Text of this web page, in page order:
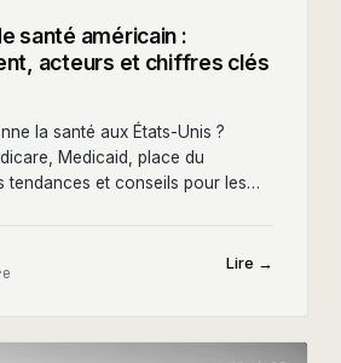
santé américain :
acteurs et chiffres clés
la santé aux États-Unis ?
Medicaid, place du
tendances et conseils pour les
Lire →